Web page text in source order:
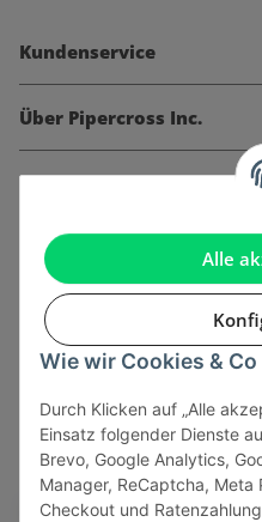
Alle
Wie wir Cookies &
Durch Klicken auf „Alle
Einsatz folgender Dienste
Brevo, Google Analytics,
Manager, ReCaptcha, Meta
Checkout und
Kundenservice
Über Pipercross Inc.
Informationen
Gesetzliche Informationen
Sicher bezahlen via: